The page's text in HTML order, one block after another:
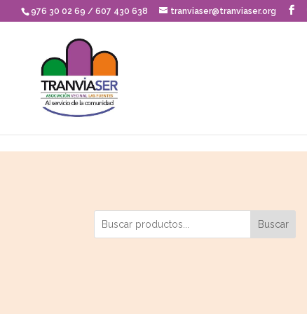
Skip to content
976 30 02 69 / 607 430 638 tranviaser@tranviaser.org
Buscar